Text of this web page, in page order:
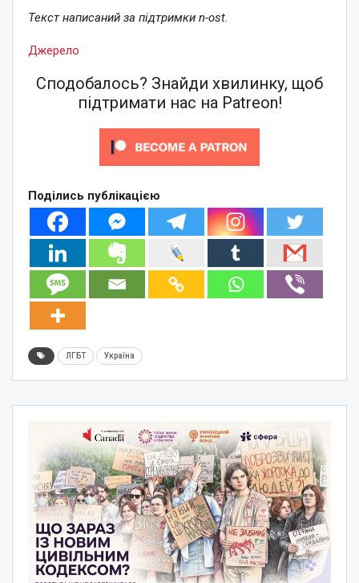
Текст написаний за підтримки n-ost.
Джерело
Сподобалось? Знайди хвилинку, щоб
підтримати нас на Patreon!
Поділись публікацією
ЛГБТ Україна